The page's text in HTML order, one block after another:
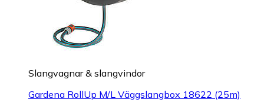
Slangvagnar & slangvindor
Gardena RollUp M/L Väggslangbox 18622 (25m)